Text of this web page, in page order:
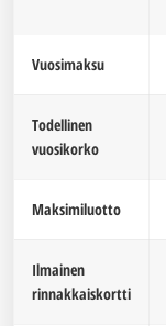
Vuosimaksu
Todellinen
vuosikorko
Maksimiluotto
Ilmainen
rinnakkaiskortti